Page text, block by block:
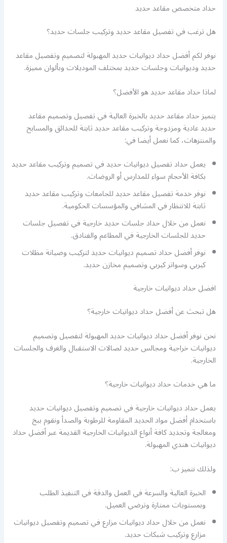
حداد متخصص مقاعد حديد
هل ترغب في تفصيل مقاعد حديد وتركيب جلسات حديد؟
نوفر لكم أفضل حداد ديوانيات حديد المهبولة لتصميم وتفصيل مقاعد
حديد وديوانيات وجلسات حديد بمختلف الموديلات وبألوان مميزة.
لماذا حداد مقاعد حديد هو الأفضل؟
يتميز حداد مقاعد حديد بالخبرة العالية في تفصيل وتصميم مقاعد
حديد عادية ومزدوجة وتركيب مقاعد حديد ثابتة للحدائق والمسابح
والمنتزهات، كما نعمل أيضا في:
يعمل حداد تفصيل ديوانيات حديد في تصميم وتركيب مقاعد حديد
بكافة الأحجام سواء للمدارس أو الروضات.
نوفر خدمة تفصيل مقاعد حديد للجامعات وتركيب مقاعد حديد
ثابتة للانتظار في المشافي والمؤسسات الحكومية.
نعمل من خلال حداد جلسات حديد خارجية في تفصيل جلسات
حديد للجلسات الخارجية في المطاعم والفنادق.
نوفر أفضل حداد تصميم ديوانيات حديد لتركيب وصيانة مظلات
كيربي وسواتر كيربي وتصميم مخازن حديد.
افضل حداد ديوانيات خارجية
هل تبحث عن أفضل حداد ديوانيات خارجية؟
نحن نوفر أفضل حداد ديوانيات حديد المهبولة لتفصيل وتصميم
ديوانيات خراجية ومجالس حديد لصالات الاستقبال والغرف والجلسات
الخارجية.
ما هي خدمات حداد ديوانيات خارجية؟
يعمل حداد ديوانيات خارجية في تصميم وتفصيل ديوانيات حديد
باستخدام أفضل مواد الحديد المقاومة للرطوبة والصدأ ونقوم ببخ
ومعالجة وتجديد كافة أنواع الديوانيات الخارجية القديمة عبر أفضل حداد
ديوانيات هندي المهبولة.
ولذلك نتميز ب:
الخبرة العالية والسرعة في العمل والدقة في التنفيذ الطلب
وبمستويات ممتازة وترضي العميل.
نعمل من خلال حداد ديوانيات مزارع في تصميم وتفصيل ديوانيات
مزارع وتركيب شبكات حديد.